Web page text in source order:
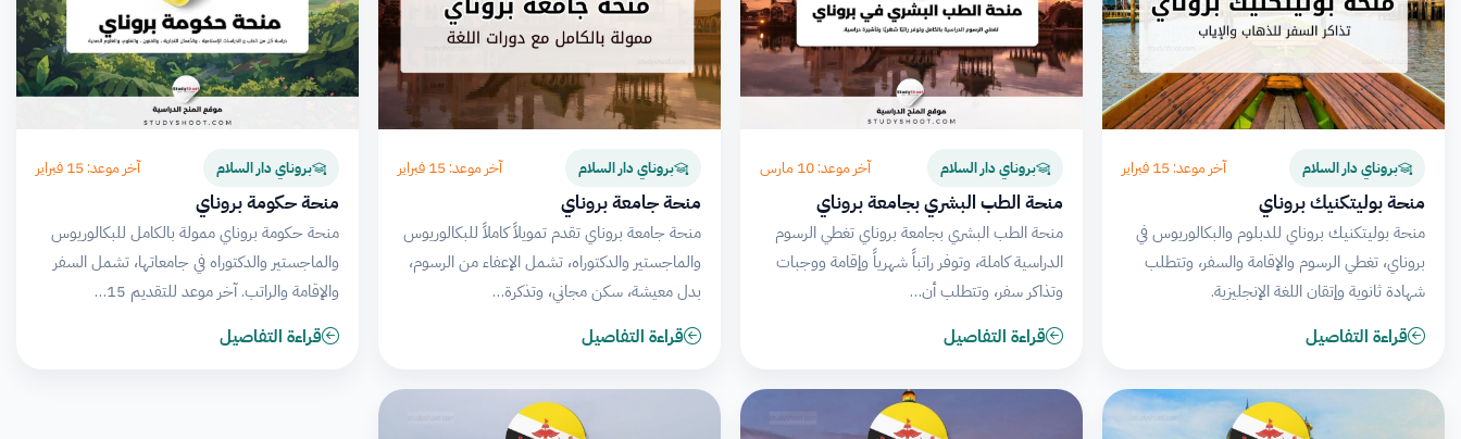
بروناي دار السلام آخر موعد: 15 فبراير
منحة بوليتكنيك بروناي
منحة بوليتكنيك بروناي للدبلوم والبكالوريوس في
بروناي، تغطي الرسوم والإقامة والسفر، وتتطلب
شهادة ثانوية وإتقان اللغة الإنجليزية.
قراءة التفاصيل
بروناي دار السلام آخر موعد: 10 مارس
منحة الطب البشري بجامعة بروناي
منحة الطب البشري بجامعة بروناي تغطي الرسوم
الدراسية كاملة، وتوفر راتباً شهرياً وإقامة ووجبات
وتذاكر سفر، وتتطلب أن…
قراءة التفاصيل
بروناي دار السلام آخر موعد: 15 فبراير
منحة جامعة بروناي
منحة جامعة بروناي تقدم تمويلاً كاملاً للبكالوريوس
والماجستير والدكتوراه، تشمل الإعفاء من الرسوم،
بدل معيشة، سكن مجاني، وتذكرة…
قراءة التفاصيل
بروناي دار السلام آخر موعد: 15 فبراير
منحة حكومة بروناي
منحة حكومة بروناي ممولة بالكامل للبكالوريوس
والماجستير والدكتوراه في جامعاتها، تشمل السفر
والإقامة والراتب. آخر موعد للتقديم 15…
قراءة التفاصيل